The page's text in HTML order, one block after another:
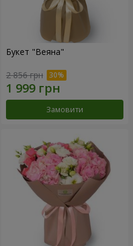
Букет "Веяна"
2 856 грн
Замовити